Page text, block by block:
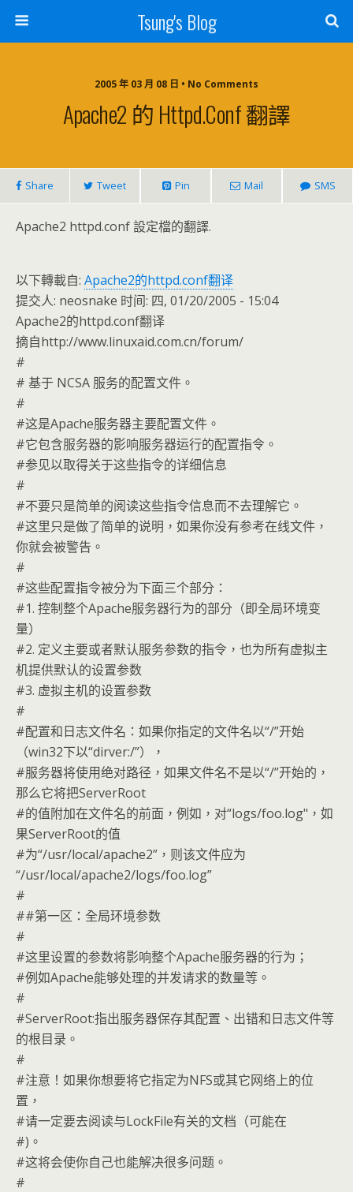
Tsung's Blog
2005 年 03 月 08 日 • No Comments
Apache2 的 Httpd.conf 翻譯
Share Tweet Pin Mail SMS
Apache2 httpd.conf 設定檔的翻譯.
以下轉載自: Apache2的httpd.conf翻译
提交人: neosnake 时间: 四, 01/20/2005 - 15:04
Apache2的httpd.conf翻译
摘自http://www.linuxaid.com.cn/forum/
#
# 基于 NCSA 服务的配置文件。
#
#这是Apache服务器主要配置文件。
#它包含服务器的影响服务器运行的配置指令。
#参见以取得关于这些指令的详细信息
#
#不要只是简单的阅读这些指令信息而不去理解它。
#这里只是做了简单的说明，如果你没有参考在线文件，
你就会被警告。
#
#这些配置指令被分为下面三个部分：
#1. 控制整个Apache服务器行为的部分（即全局环境变
量）
#2. 定义主要或者默认服务参数的指令，也为所有虚拟主
机提供默认的设置参数
#3. 虚拟主机的设置参数
#
#配置和日志文件名：如果你指定的文件名以“/”开始
（win32下以“dirver:/”），
#服务器将使用绝对路径，如果文件名不是以“/”开始的，
那么它将把ServerRoot
#的值附加在文件名的前面，例如，对“logs/foo.log"，如
果ServerRoot的值
#为“/usr/local/apache2”，则该文件应为
“/usr/local/apache2/logs/foo.log”
#
##第一区：全局环境参数
#
#这里设置的参数将影响整个Apache服务器的行为；
#例如Apache能够处理的并发请求的数量等。
#
#ServerRoot:指出服务器保存其配置、出错和日志文件等
的根目录。
#
#注意！如果你想要将它指定为NFS或其它网络上的位
置，
#请一定要去阅读与LockFile有关的文档（可能在
#)。
#这将会使你自己也能解决很多问题。
#